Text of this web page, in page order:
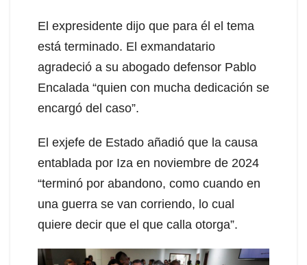
El expresidente dijo que para él el tema
está terminado. El exmandatario
agradeció a su abogado defensor Pablo
Encalada “quien con mucha dedicación se
encargó del caso”.
El exjefe de Estado añadió que la causa
entablada por Iza en noviembre de 2024
“terminó por abandono, como cuando en
una guerra se van corriendo, lo cual
quiere decir que el que calla otorga”.